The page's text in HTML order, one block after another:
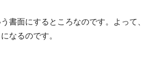
書面にするところなのです。よって、
なるのです。